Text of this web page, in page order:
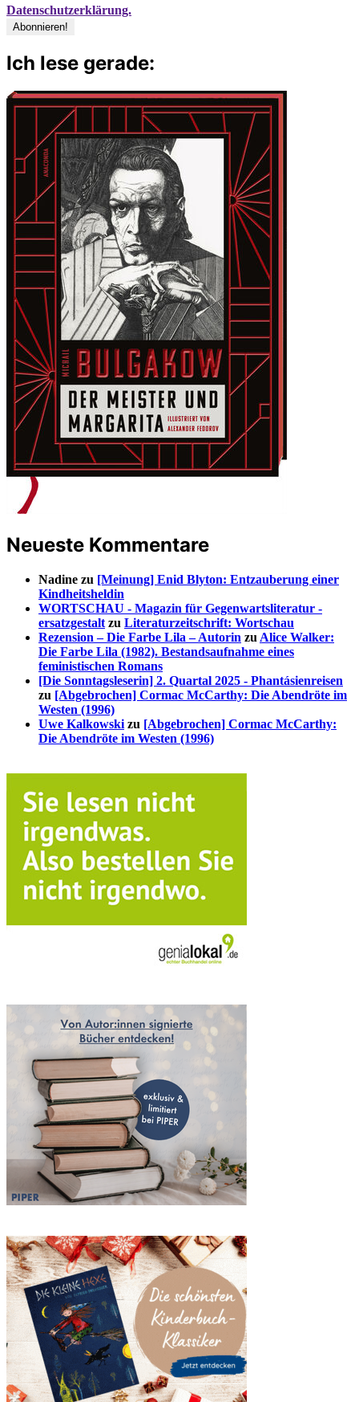
Datenschutzerklärung.
Ich lese gerade:
Neueste Kommentare
Nadine zu [Meinung] Enid Blyton: Entzauberung einer
Kindheitsheldin
WORTSCHAU - Magazin für Gegenwartsliteratur -
ersatzgestalt zu Literaturzeitschrift: Wortschau
Rezension – Die Farbe Lila – Autorin zu Alice Walker:
Die Farbe Lila (1982). Bestandsaufnahme eines
feministischen Romans
[Die Sonntagsleserin] 2. Quartal 2025 - Phantásienreisen
zu [Abgebrochen] Cormac McCarthy: Die Abendröte im
Westen (1996)
Uwe Kalkowski zu [Abgebrochen] Cormac McCarthy:
Die Abendröte im Westen (1996)